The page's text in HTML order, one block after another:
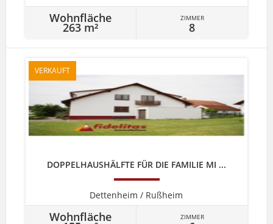
Wohnfläche
263 m²
ZIMMER
8
VERKAUFT
DOPPELHAUSHÄLFTE FÜR DIE FAMILIE MI ...
Dettenheim / Rußheim
Wohnfläche ZIMMER